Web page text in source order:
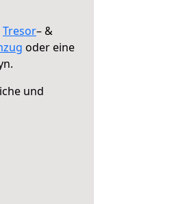
Tresor– &
oder eine
und